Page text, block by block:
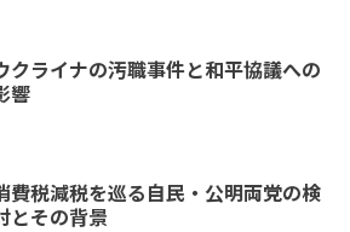
クライナの汚職事件と和平協議への
響
費税減税を巡る自民・公明両党の検
とその背景